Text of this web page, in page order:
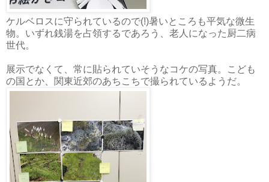
ケルベロスに守られているので(!)暑いところも平気な微生
物。いずれ銭湯を占領するであろう、老人になった厨二病
世代。
展示でなくて、常に貼られていそうなコケの写真。こども
の国とか、関東近郊のあちこちで撮られているようだ。